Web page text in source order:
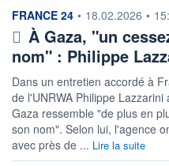
information fournie par
FRANCE 24 • 18.02.2026 •
À Gaza, "un
nom" : Philippe
Dans un entretien accordé à
de l'UNRWA Philippe
Gaza ressemble "de plus en
son nom". Selon lui, l'agence
avec près de ... Lire la suite